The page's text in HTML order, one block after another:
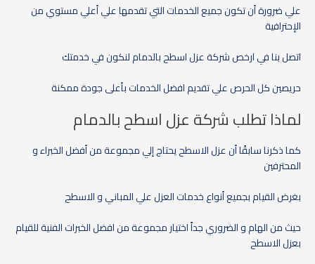
علي ضرورة أن تكون جميع الخدمات التي تقدمها علي أعلي مستوي من
الإحترافية
اتصل بنا في ارخص شركة عزل اسطح بالدمام لنكون في خدمتك
حريصين كل الحرص علي تقديم افضل الخدمات بأعلى جودة ممكنة
لماذا تطلب شركة عزل اسطح بالدمام
كما ذكرنا سابقًا أن عزل الاسطح يحتاج إلي مجموعة من أفضل الخبراء و
المحترفين
بغرض القيام بجميع أنواع خدمات العزل علي المباني و الاسطح
حيث من الهام و الضروري جداً اختيار مجموعة من افضل الخبرات الفنية للقيام
بعزل الاسطح